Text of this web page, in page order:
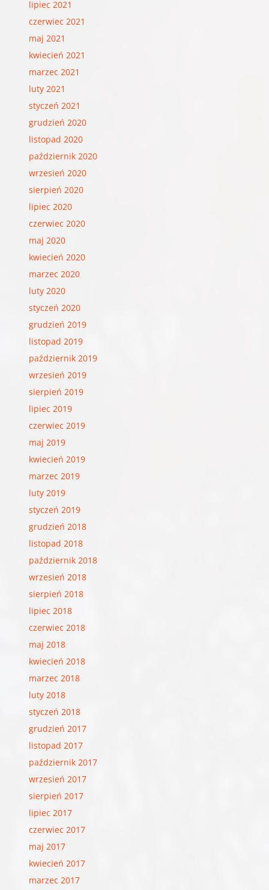
lipiec 2021
czerwiec 2021
maj 2021
kwiecień 2021
marzec 2021
luty 2021
styczeń 2021
grudzień 2020
listopad 2020
październik 2020
wrzesień 2020
sierpień 2020
lipiec 2020
czerwiec 2020
maj 2020
kwiecień 2020
marzec 2020
luty 2020
styczeń 2020
grudzień 2019
listopad 2019
październik 2019
wrzesień 2019
sierpień 2019
lipiec 2019
czerwiec 2019
maj 2019
kwiecień 2019
marzec 2019
luty 2019
styczeń 2019
grudzień 2018
listopad 2018
październik 2018
wrzesień 2018
sierpień 2018
lipiec 2018
czerwiec 2018
maj 2018
kwiecień 2018
marzec 2018
luty 2018
styczeń 2018
grudzień 2017
listopad 2017
październik 2017
wrzesień 2017
sierpień 2017
lipiec 2017
czerwiec 2017
maj 2017
kwiecień 2017
marzec 2017